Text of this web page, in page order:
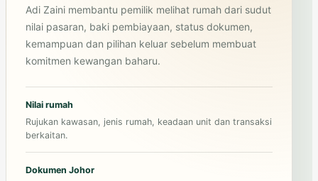
Adi Zaini membantu pemilik melihat rumah dari sudut
nilai pasaran, baki pembiayaan, status dokumen,
kemampuan dan pilihan keluar sebelum membuat
komitmen kewangan baharu.
Nilai rumah
Rujukan kawasan, jenis rumah, keadaan unit dan transaksi
berkaitan.
Dokumen Johor